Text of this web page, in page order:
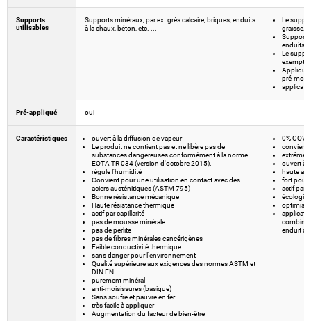
Supports
utilisables
Supports minéraux, par ex. grès calcaire, briques, enduits
à la chaux, béton, etc. ...
Le
graisse,
Supports
enduits
Le
exempt
pré-
Pré-appliqué oui -
Caractéristiques
ouvert à la diffusion de vapeur
Le produit ne contient pas et ne libère pas de
substances dangereuses conformément à la norme
EOTA TR 034 (version d'octobre 2015).
régule l'humidité
Convient pour une utilisation en contact avec des
aciers austénitiques (ASTM 795)
Bonne résistance mécanique
Haute résistance thermique
actif par capillarité
pas de mousse minérale
pas de perlite
pas de fibres minérales cancérigènes
Faible conductivité thermique
sans danger pour l'environnement
Qualité supérieure aux exigences des normes ASTM et
DIN EN
purement minéral
anti-moisissures (basique)
Sans soufre et pauvre en fer
très facile à appliquer
Augmentation du facteur de bien-être
0% COV
convient
ouvert à
haute
fort
actif par
optimisé
enduit